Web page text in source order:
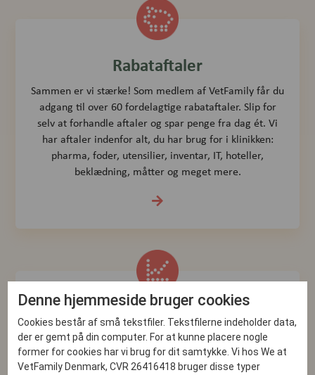
Rabataftaler
Sammen er vi stærke! Som medlem af VetFamily får du
adgang til over 60 fordelagtige rabataftaler. Slip for
selv at forhandle aftaler og spar penge fra dag ét. Vi
har aftaler indenfor alt, du har brug for i klinikken:
pharma, foder, utensilier, inventar, IT, hoteller,
beklædning, måtter og meget mere.
Rådgivning og kurser - VetBusiness
At være klinikejer kan være ensomt, udfordrende og
aldeles fantastisk! Vetfamily hjælper og understøtter
Denne hjemmeside bruger cookies
Cookies består af små tekstfiler. Tekstfilerne indeholder data,
der er gemt på din computer. For at kunne placere nogle
former for cookies har vi brug for dit samtykke. Vi hos We at
VetFamily Denmark, CVR 26416418 bruger disse typer